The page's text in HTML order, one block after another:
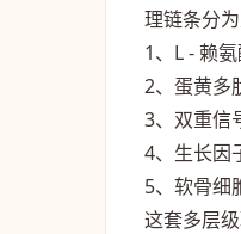
理链条分为
1、L - 赖
2、蛋黄多
3、双重信
4、生长因
5、软骨细
这套多层